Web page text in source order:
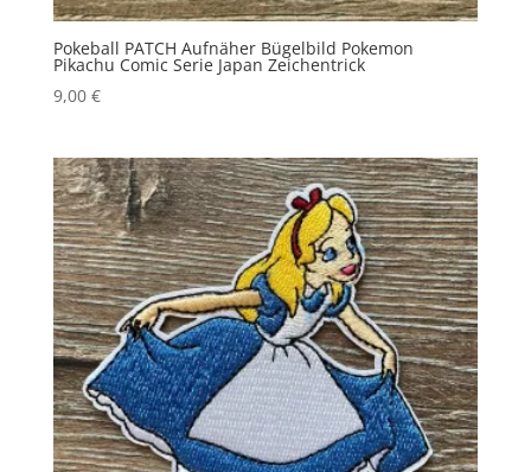
Pokeball PATCH Aufnäher Bügelbild Pokemon
Pikachu Comic Serie Japan Zeichentrick
9,00 €